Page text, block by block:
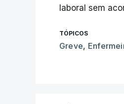
laboral sem
TÓPICOS
Greve,